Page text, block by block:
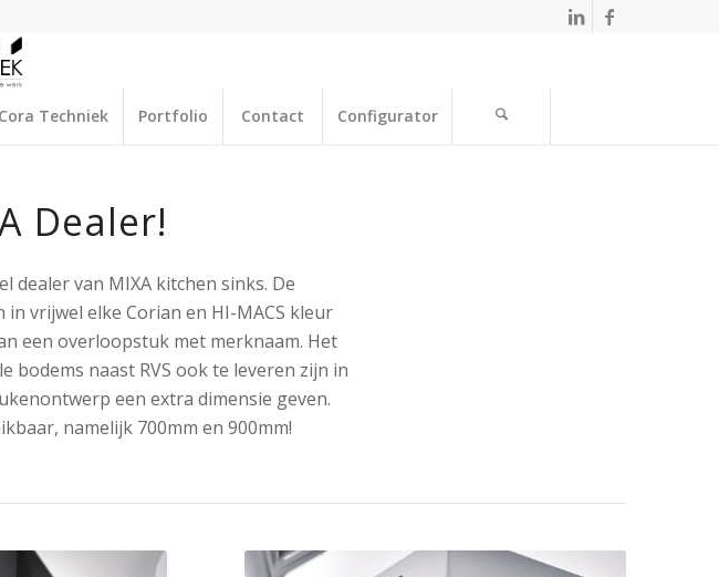
Cora Techniek Portfolio Contact Configurator
Dealer!
dealer van MIXA kitchen sinks. De
vrijwel elke Corian en HI-MACS kleur
een overloopstuk met merknaam. Het
bodems naast RVS ook te leveren zijn in
een extra dimensie geven.
namelijk 700mm en 900mm!